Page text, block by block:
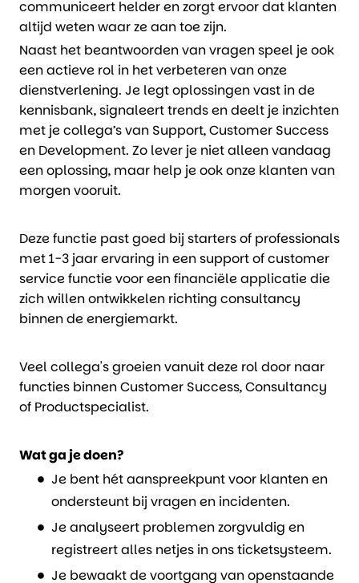
communiceert helder en zorgt ervoor dat klanten
altijd weten waar ze aan toe zijn.
Naast het beantwoorden van vragen speel je ook
een actieve rol in het verbeteren van onze
dienstverlening. Je legt oplossingen vast in de
kennisbank, signaleert trends en deelt je inzichten
met je collega’s van Support, Customer Success
en Development. Zo lever je niet alleen vandaag
een oplossing, maar help je ook onze klanten van
morgen vooruit.
Deze functie past goed bij starters of professionals
met 1-3 jaar ervaring in een support of customer
service functie voor een financiële applicatie die
zich willen ontwikkelen richting consultancy
binnen de energiemarkt.
Veel collega's groeien vanuit deze rol door naar
functies binnen Customer Success, Consultancy
of Productspecialist.
Wat ga je doen?
Je bent hét aanspreekpunt voor klanten en
ondersteunt bij vragen en incidenten.
Je analyseert problemen zorgvuldig en
registreert alles netjes in ons ticketsysteem.
Je bewaakt de voortgang van openstaande